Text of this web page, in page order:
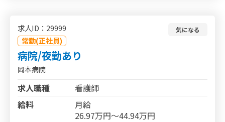
求人ID：29999
常勤(正社員)
気になる
病院/夜勤あり
岡本病院
求人職種
看護師
給料
月給
26.97万円～44.94万円